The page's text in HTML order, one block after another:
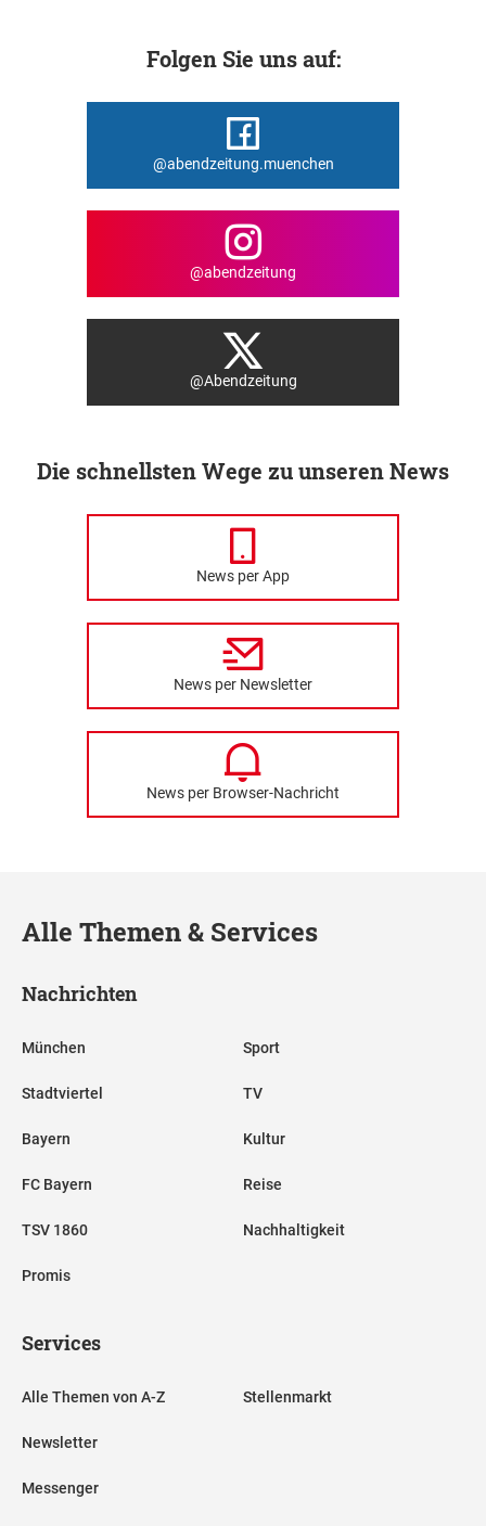
Folgen Sie uns auf:
@abendzeitung.muenchen
@abendzeitung
@Abendzeitung
Die schnellsten Wege zu unseren News
News per App
News per Newsletter
News per Browser-Nachricht
Alle Themen & Services
Nachrichten
München
Stadtviertel
Bayern
FC Bayern
TSV 1860
Promis
Sport
TV
Kultur
Reise
Nachhaltigkeit
Services
Alle Themen von A-Z
Newsletter
Messenger
Stellenmarkt